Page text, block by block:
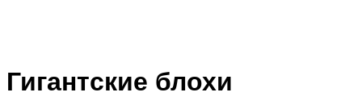
Гигантские блохи